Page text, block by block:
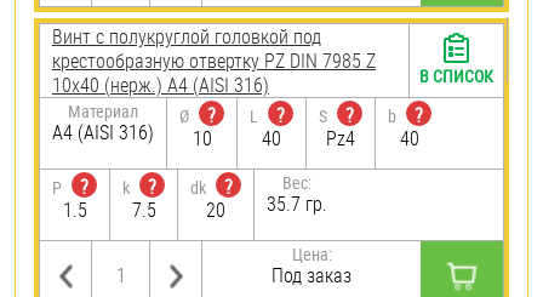
Винт с полукруглой головкой под
крестообразную отвертку PZ DIN 7985 Z
10х40 (нерж.) A4 (AISI 316)
Материал
A4 (AISI 316)
Ø
?
10
L
?
40
S
?
Pz4
b
?
40
P
?
1.5
k
?
7.5
dk
?
20
Вес:
35.7 гр.
Цена:
Под заказ
В СПИСОК